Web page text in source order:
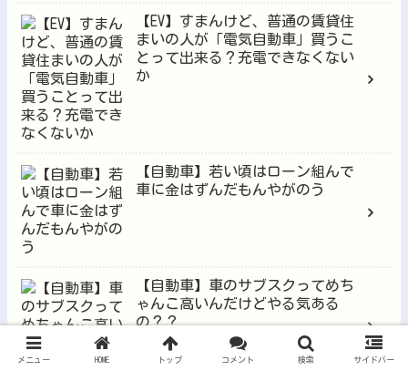
【EV】すまんけど、普通の賃貸住
まいの人が「電気自動車」買うこ
とって出来る？充電できなくない
か
【自動車】若い頃はローン組んで
車に金はずんだもんやがのう
【自動車】車のサブスクってめち
ゃんこ高いんだけどやる気ある
の？？
メニュー HOME トップ コメント 検索 サイドバー